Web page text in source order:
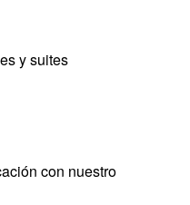
y suites
con nuestro